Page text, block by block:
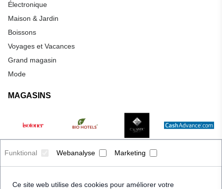
Funktional Webanalyse Marketing
Ce site web utilise des cookies pour améliorer votre
Électronique
Maison & Jardin
Boissons
Voyages et Vacances
Grand magasin
Mode
MAGASINS